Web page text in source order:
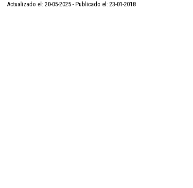
Actualizado el: 20-05-2025 Publicado el: 23-01-2018